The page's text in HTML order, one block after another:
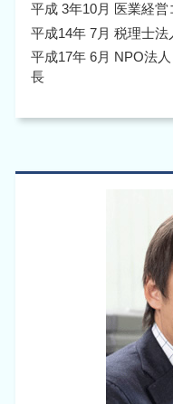
平成 3年10月 医業経
平成14年 7月 税理士法
平成17年 6月 NPO法
長